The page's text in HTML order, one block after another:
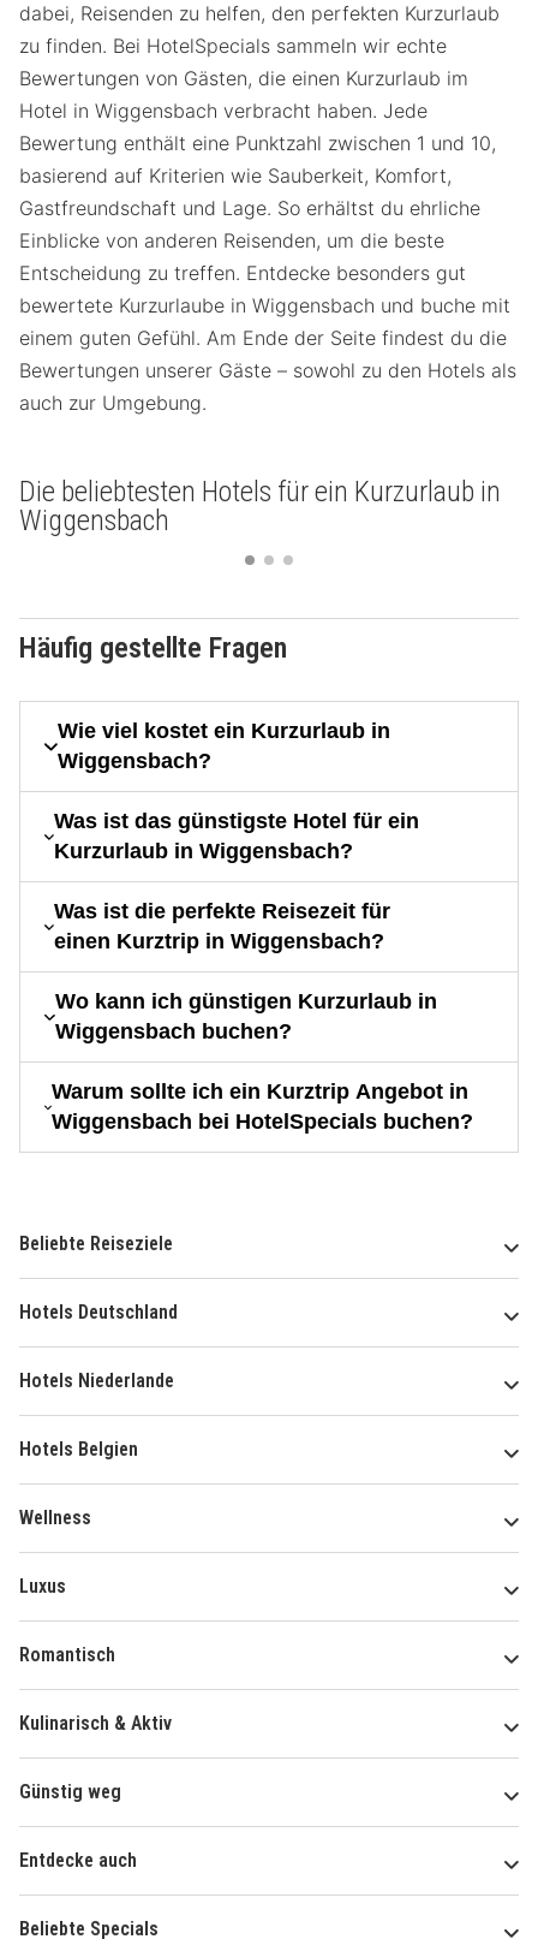
dabei, Reisenden zu helfen, den perfekten Kurzurlaub
zu finden. Bei HotelSpecials sammeln wir echte
Bewertungen von Gästen, die einen Kurzurlaub im
Hotel in Wiggensbach verbracht haben. Jede
Bewertung enthält eine Punktzahl zwischen 1 und 10,
basierend auf Kriterien wie Sauberkeit, Komfort,
Gastfreundschaft und Lage. So erhältst du ehrliche
Einblicke von anderen Reisenden, um die beste
Entscheidung zu treffen. Entdecke besonders gut
bewertete Kurzurlaube in Wiggensbach und buche mit
einem guten Gefühl. Am Ende der Seite findest du die
Bewertungen unserer Gäste – sowohl zu den Hotels als
auch zur Umgebung.
Die beliebtesten Hotels für ein Kurzurlaub in
Wiggensbach
Häufig gestellte Fragen
Wie viel kostet ein Kurzurlaub in
Wiggensbach?
Was ist das günstigste Hotel für ein
Kurzurlaub in Wiggensbach?
Was ist die perfekte Reisezeit für
einen Kurztrip in Wiggensbach?
Wo kann ich günstigen Kurzurlaub in
Wiggensbach buchen?
Warum sollte ich ein Kurztrip Angebot in
Wiggensbach bei HotelSpecials buchen?
Beliebte Reiseziele
Hotels Deutschland
Hotels Niederlande
Hotels Belgien
Wellness
Luxus
Romantisch
Kulinarisch & Aktiv
Günstig weg
Entdecke auch
Beliebte Specials